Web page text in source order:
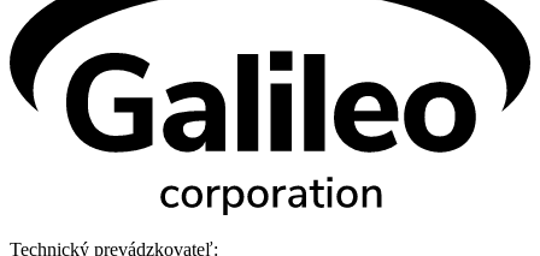
Technický prevádzkovateľ: